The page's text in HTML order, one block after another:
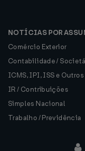
NOTÍCIAS POR
Comércio Exterior
Contabilidade /
ICMS, IPI, ISS e Outros
IR / Contribuições
Simples Nacional
Trabalho / Previdência